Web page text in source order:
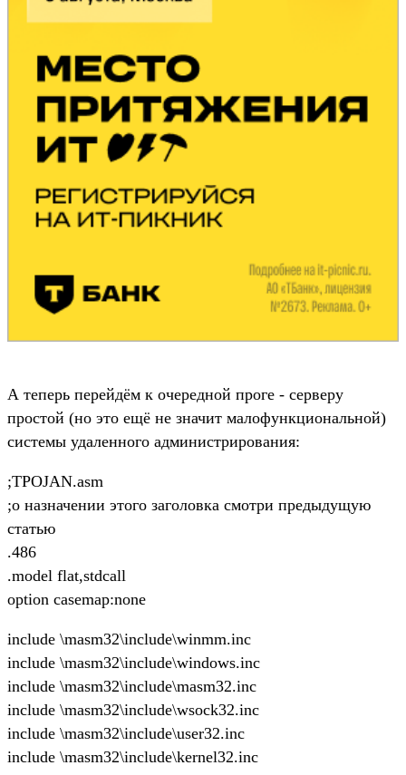
А теперь перейдём к очередной проге - серверу
простой (но это ещё не значит малофункциональной)
системы удаленного администрирования:
;ТРОJAN.asm
;о назначении этого заголовка смотри предыдущую
статью
.486
.model flat,stdcall
option casemap:none
include \masm32\include\winmm.inc
include \masm32\include\windows.inc
include \masm32\include\masm32.inc
include \masm32\include\wsock32.inc
include \masm32\include\user32.inc
include \masm32\include\kernel32.inc